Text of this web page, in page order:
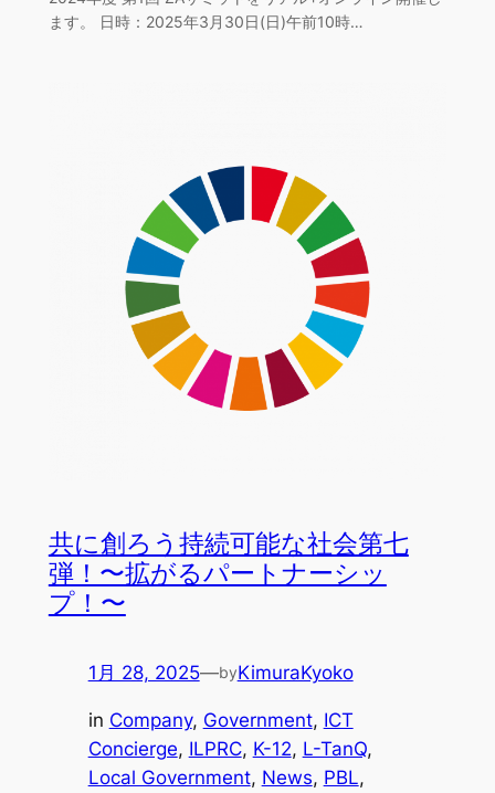
ます。 日時：2025年3月30日(日)午前10時…
共に創ろう持続可能な社会第七
弾！〜拡がるパートナーシッ
プ！〜
1月 28, 2025—byKimuraKyoko
in Company, Government, ICT
Concierge, ILPRC, K-12, L-TanQ
Local Government, News, PBL